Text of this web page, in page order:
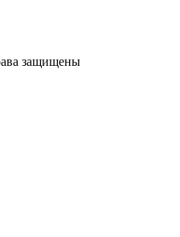
защищены